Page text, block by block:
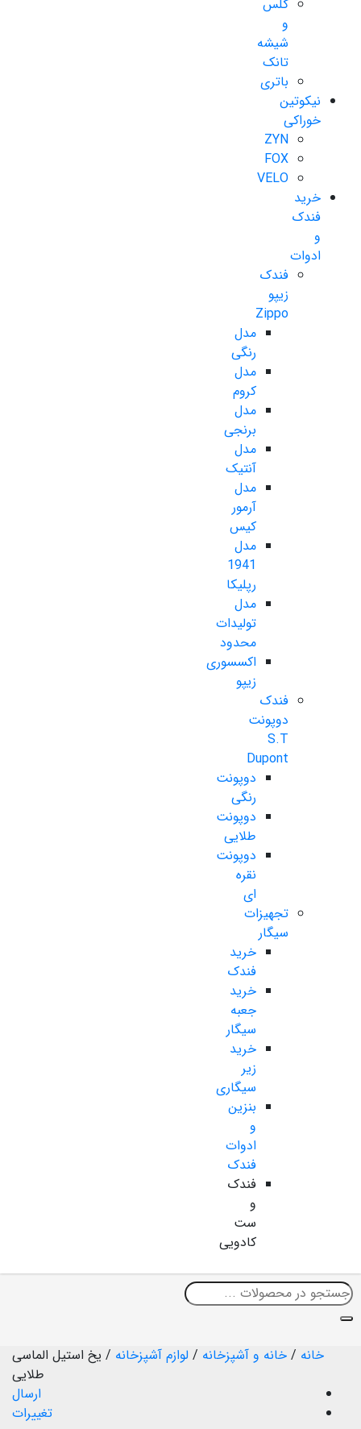
گلس
و
شیشه
تانک
باتری
نیکوتین
خوراکی
ZYN
FOX
VELO
خرید
فندک
و
ادوات
فندک
زیپو
Zippo
مدل
رنگی
مدل
کروم
مدل
برنجی
مدل
آنتیک
مدل
آرمور
کیس
مدل
1941
رپلیکا
مدل
تولیدات
محدود
اکسسوری
زیپو
فندک
دوپونت
S.T
Dupont
دوپونت
رنگی
دوپونت
طلایی
دوپونت
نقره
ای
تجهیزات
سیگار
خرید
فندک
خرید
جعبه
سیگار
خرید
زیر
سیگاری
بنزین
و
ادوات
فندک
فندک
و
ست
کادویی
خانه / خانه و آشپزخانه / لوازم آشپزخانه / یخ استیل الماسی
طلایی
ارسال
تغییرات